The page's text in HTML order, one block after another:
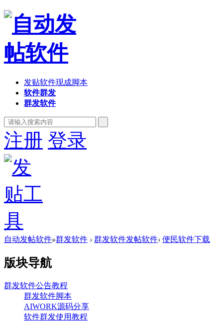
发贴软件现成脚本
软件群发
群发软件
注册 登录
自动发帖软件»群发软件 › 群发软件发帖软件› 便民软件下载
版块导航
群发软件公告教程
群发软件脚本
AIWORK源码分享
软件群发使用教程